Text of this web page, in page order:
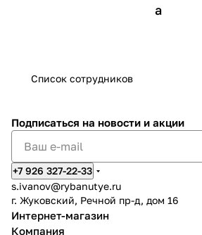
н
а
о
Список сотрудников
Подписаться на новости и акции
+7 926 327-22-33
s.ivanov@rybanutye.ru
г. Жуковский, Речной пр-д, дом 16
Интернет-магазин
Компания